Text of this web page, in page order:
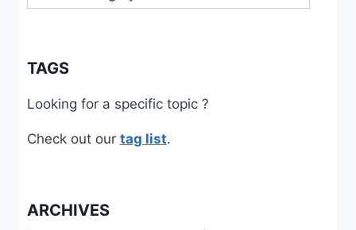
TAGS
Looking for a specific topic ?
Check out our tag list.
ARCHIVES